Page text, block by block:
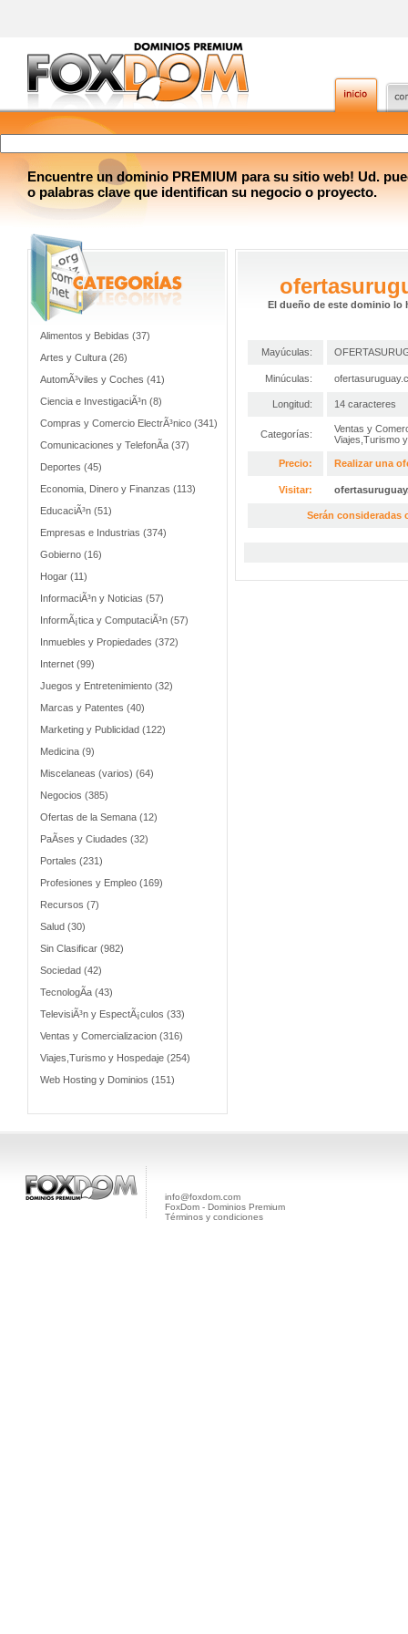
Encuentre un dominio PREMIUM para su sitio web! Ud.
o palabras clave que identifican su negocio o proyecto.
Alimentos y Bebidas (37)
Artes y Cultura (26)
AutomÃ³viles y Coches (41)
Ciencia e InvestigaciÃ³n (8)
Compras y Comercio ElectrÃ³nico (341)
Comunicaciones y TelefonÃ­a (37)
Deportes (45)
Economia, Dinero y Finanzas (113)
EducaciÃ³n (51)
Empresas e Industrias (374)
Gobierno (16)
Hogar (11)
InformaciÃ³n y Noticias (57)
InformÃ¡tica y ComputaciÃ³n (57)
Inmuebles y Propiedades (372)
Internet (99)
Juegos y Entretenimiento (32)
Marcas y Patentes (40)
Marketing y Publicidad (122)
Medicina (9)
Miscelaneas (varios) (64)
Negocios (385)
Ofertas de la Semana (12)
PaÃ­ses y Ciudades (32)
Portales (231)
Profesiones y Empleo (169)
Recursos (7)
Salud (30)
Sin Clasificar (982)
Sociedad (42)
TecnologÃ­a (43)
TelevisiÃ³n y EspectÃ¡culos (33)
Ventas y Comercializacion (316)
Viajes,Turismo y Hospedaje (254)
Web Hosting y Dominios (151)
El dueño de este dominio lo
Mayúculas:
Minúculas:
Longitud: 14 caracteres
Categorías:
Ventas y
Viajes,Turismo
Precio: Realizar una
Visitar:
Serán consideradas
info@foxdom.com
FoxDom - Dominios Premium
Términos y condiciones